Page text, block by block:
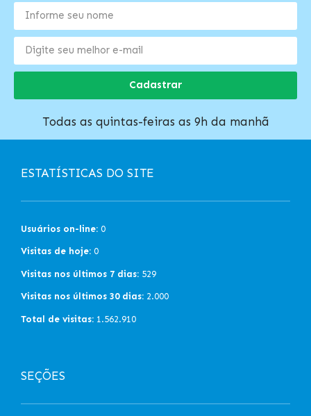
Cadastrar
Todas as quintas-feiras as 9h da manhã
ESTATÍSTICAS DO SITE
Usuários on-line: 0
Visitas de hoje: 0
Visitas nos últimos 7 dias: 529
Visitas nos últimos 30 dias: 2.000
Total de visitas: 1.562.910
SEÇÕES